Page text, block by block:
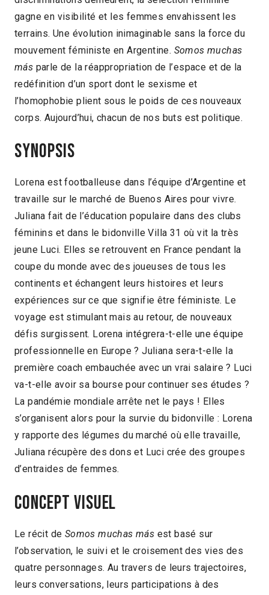
gagne en visibilité et les femmes envahissent les
terrains. Une évolution inimaginable sans la force du
mouvement féministe en Argentine. Somos muchas
más parle de la réappropriation de l’espace et de la
redéfinition d’un sport dont le sexisme et
l’homophobie plient sous le poids de ces nouveaux
corps. Aujourd’hui, chacun de nos buts est politique.
Synopsis
Lorena est footballeuse dans l’équipe d’Argentine et
travaille sur le marché de Buenos Aires pour vivre.
Juliana fait de l’éducation populaire dans des clubs
féminins et dans le bidonville Villa 31 où vit la très
jeune Luci. Elles se retrouvent en France pendant la
coupe du monde avec des joueuses de tous les
continents et échangent leurs histoires et leurs
expériences sur ce que signifie être féministe. Le
voyage est stimulant mais au retour, de nouveaux
défis surgissent. Lorena intégrera-t-elle une équipe
professionnelle en Europe ? Juliana sera-t-elle la
première coach embauchée avec un vrai salaire ? Luci
va-t-elle avoir sa bourse pour continuer ses études ?
La pandémie mondiale arrête net le pays ! Elles
s’organisent alors pour la survie du bidonville : Lorena
y rapporte des légumes du marché où elle travaille,
Juliana récupère des dons et Luci crée des groupes
d’entraides de femmes.
Concept visuel
Le récit de Somos muchas más est basé sur
l’observation, le suivi et le croisement des vies des
quatre personnages. Au travers de leurs trajectoires,
leurs conversations, leurs participations à des